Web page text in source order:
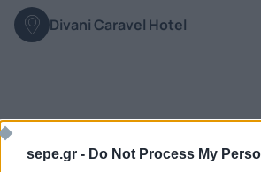
sepe.gr - Do Not Process My
Divani Caravel Hotel